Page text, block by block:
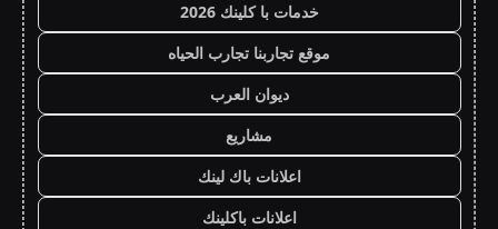
خدمات با كلينك 2026
موقع تجاربنا تجارب الحياه
ديوان العرب
مشاريع
اعلانات باك لينك
اعلانات باكلينك